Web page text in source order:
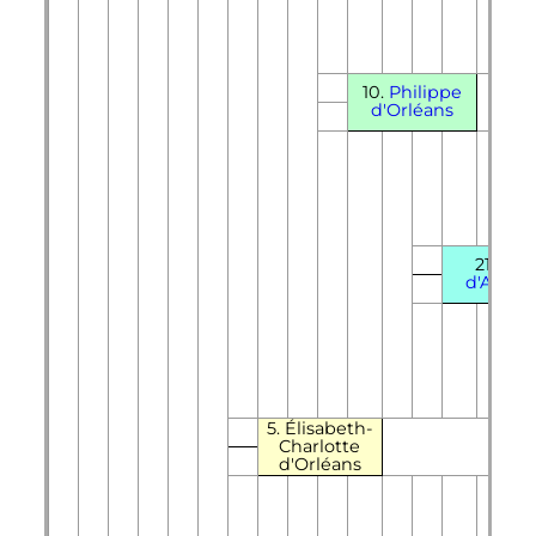
10. Philippe
d'Orléans
21.
5. Élisabeth-
Charlotte
d'Orléans